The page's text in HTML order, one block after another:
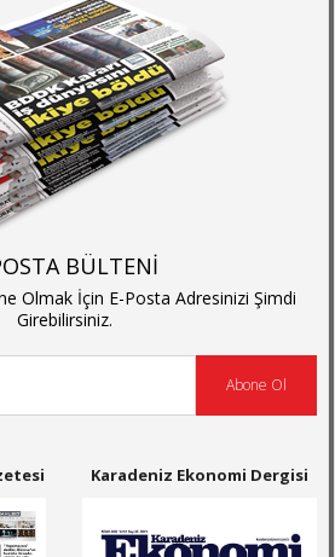
BÜLTENİ
Olmak İçin E-Posta Adresinizi Şimdi
Girebilirsiniz.
Abone Ol
Karadeniz Ekonomi Dergisi